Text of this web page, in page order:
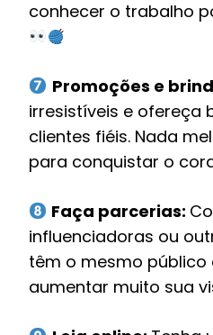
conhecer o trabalho
Promoções e
irresistíveis e ofereça
clientes fiéis. Nada
para conquistar o
Faça parcerias:
influenciadoras ou
têm o mesmo público
aumentar muito sua